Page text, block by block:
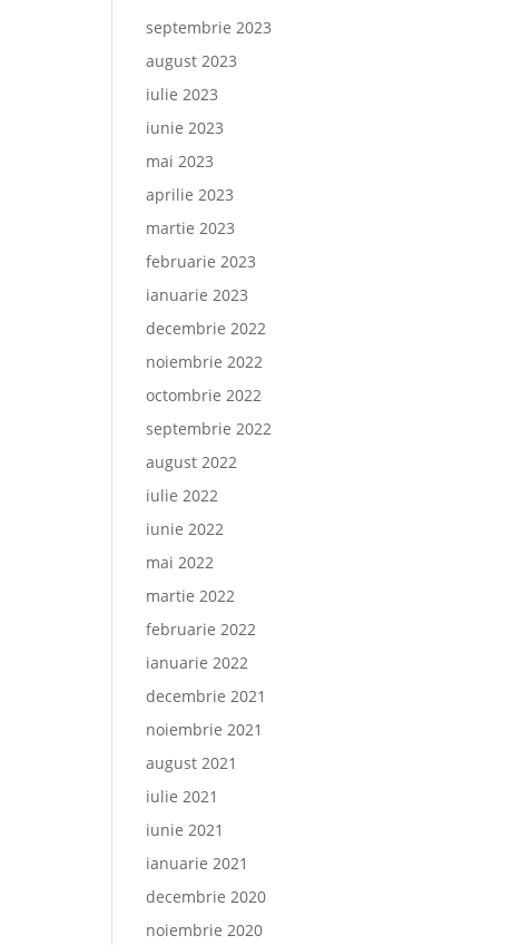
septembrie 2023
august 2023
iulie 2023
iunie 2023
mai 2023
aprilie 2023
martie 2023
februarie 2023
ianuarie 2023
decembrie 2022
noiembrie 2022
octombrie 2022
septembrie 2022
august 2022
iulie 2022
iunie 2022
mai 2022
martie 2022
februarie 2022
ianuarie 2022
decembrie 2021
noiembrie 2021
august 2021
iulie 2021
iunie 2021
ianuarie 2021
decembrie 2020
noiembrie 2020